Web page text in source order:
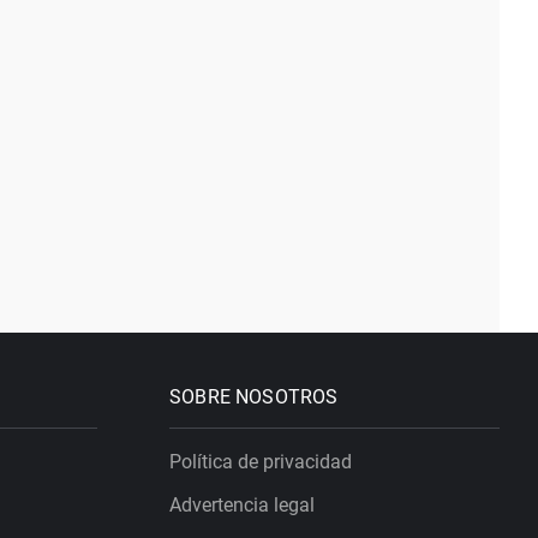
SOBRE NOSOTROS
Política de privacidad
Advertencia legal